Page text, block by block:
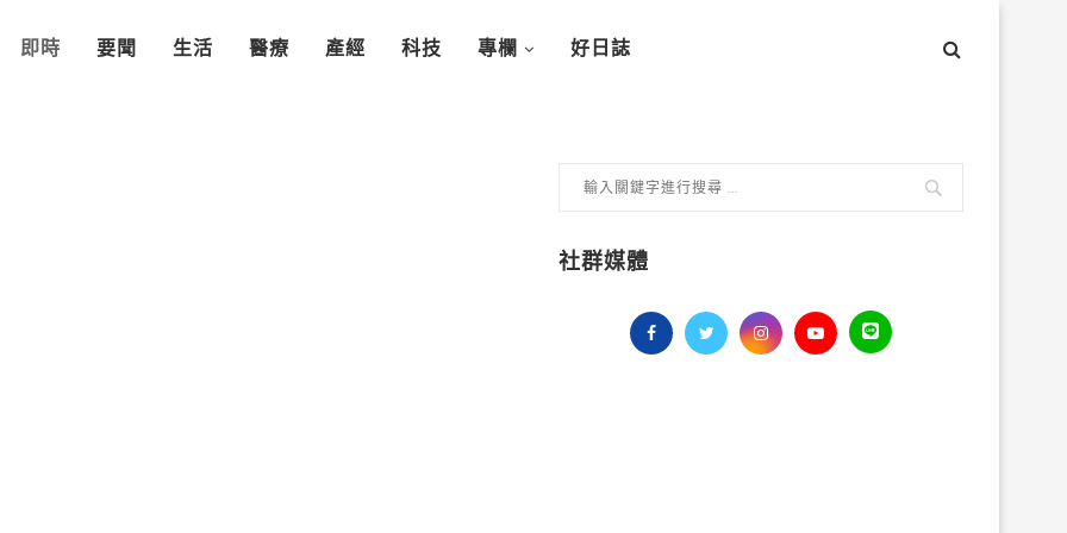
即時 要聞 生活 醫療 產經 科技 專欄 好日誌
社群媒體